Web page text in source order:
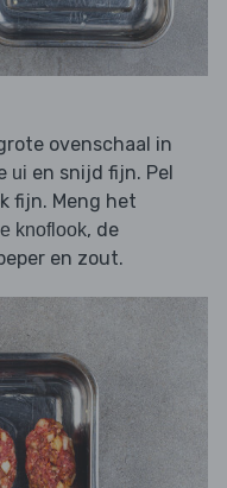
ovenschaal in
ui en snijd fijn. Pel
fijn. Meng het
knoflook, de
en zout.